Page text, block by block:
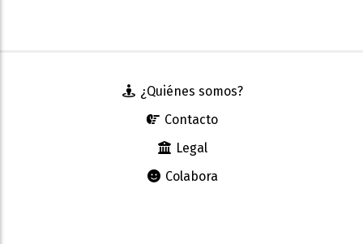
¿Quiénes somos?
Contacto
Legal
Colabora